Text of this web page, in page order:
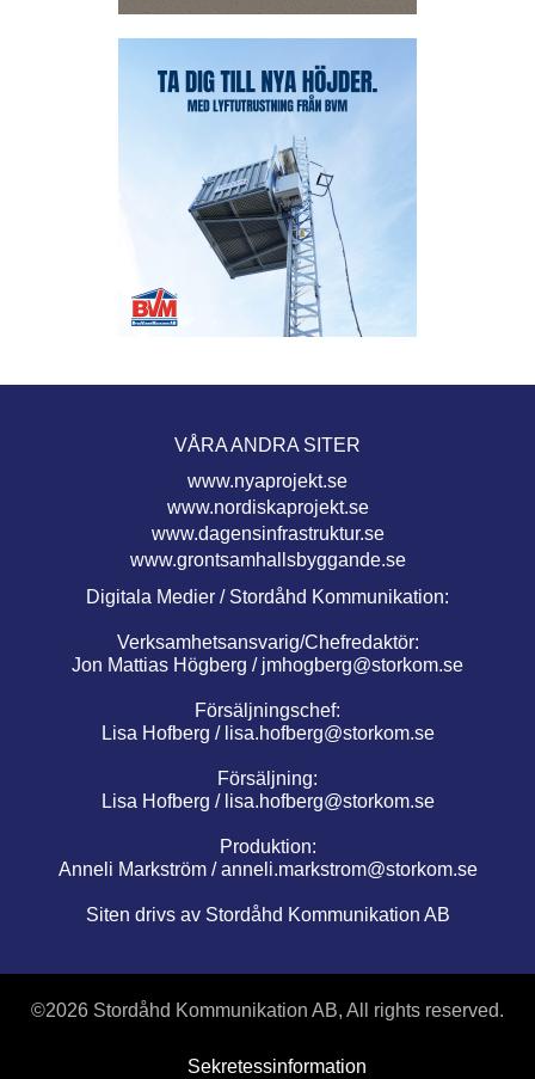
VÅRA ANDRA SITER
www.nyaprojekt.se
www.nordiskaprojekt.se
www.dagensinfrastruktur.se
www.grontsamhallsbyggande.se
Digitala Medier / Stordåhd Kommunikation:
Verksamhetsansvarig/Chefredaktör:
Jon Mattias Högberg / jmhogberg@storkom.se
Försäljningschef:
Lisa Hofberg / lisa.hofberg@storkom.se
Försäljning:
Lisa Hofberg / lisa.hofberg@storkom.se
Produktion:
Anneli Markström /anneli.markstrom@storkom.se
Siten drivs av Stordåhd Kommunikation AB
©2026 Stordåhd Kommunikation AB, All rights reserved.
Sekretessinformation